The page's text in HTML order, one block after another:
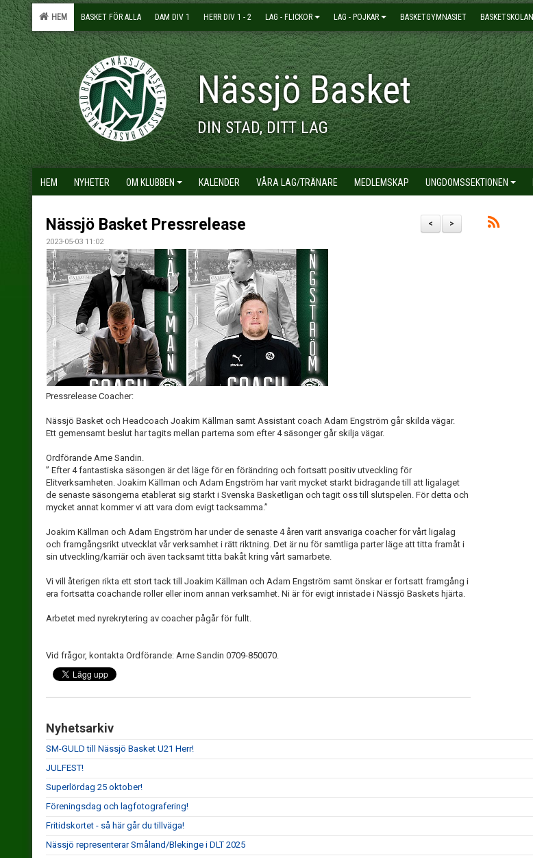
HEM BASKET FÖR ALLA DAM DIV 1 HERR DIV 1 - 2 LAG - FLICKOR LAG - POJKAR BASKETGYMNASIET BASKETSKOLAN
Nässjö Basket
DIN STAD, DITT LAG
HEM NYHETER OM KLUBBEN KALENDER VÅRA LAG/TRÄNARE MEDLEMSKAP UNGDOMSSEKTIONEN
>
<
Nässjö Basket Pressrelease
2023-05-03 11:02
Pressrelease Coacher:
Nässjö Basket och Headcoach Joakim Källman samt Assistant coach Adam Engström går skilda vägar.
Ett gemensamt beslut har tagits mellan parterna som efter 4 säsonger går skilja vägar.
Ordförande Arne Sandin.
” Efter 4 fantastiska säsongen är det läge för en förändring och fortsatt positiv utveckling för
Elitverksamheten. Joakim Källman och Adam Engström har varit mycket starkt bidragande till att ligalaget
de senaste säsongerna etablerat sig starkt i Svenska Basketligan och tagit oss till slutspelen. För detta och
mycket annat kommer vi att vara dom evigt tacksamma.”
Joakim Källman och Adam Engström har under de senaste 4 åren varit ansvariga coacher för vårt ligalag
och framgångsrikt utvecklat vår verksamhet i rätt riktning. Det är nu för samtliga parter läge att titta framåt i
sin utveckling/karriär och även tacksamt titta bakåt kring vårt samarbete.
Vi vill återigen rikta ett stort tack till Joakim Källman och Adam Engström samt önskar er fortsatt framgång i
era fortsatta coachande roller eller inom annan verksamhet. Ni är för evigt inristade i Nässjö Baskets hjärta.
Arbetet med nyrekrytering av coacher pågår för fullt.
Vid frågor, kontakta Ordförande: Arne Sandin 0709-850070.
Nyhetsarkiv
SM-GULD till Nässjö Basket U21 Herr!
JULFEST!
Superlördag 25 oktober!
Föreningsdag och lagfotografering!
Fritidskortet - så här går du tillväga!
Nässjö representerar Småland/Blekinge i DLT 2025